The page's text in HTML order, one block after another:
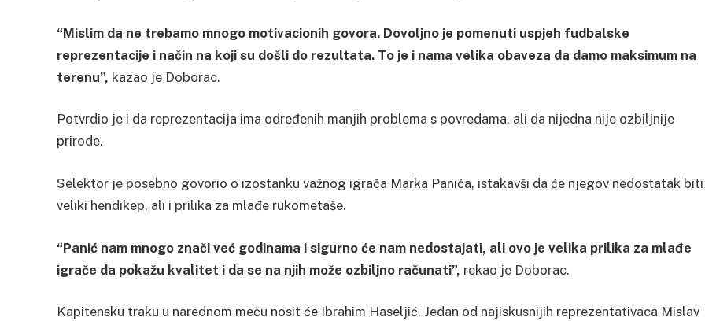
“Mislim da ne trebamo mnogo motivacionih govora. Dovoljno je pomenuti uspjeh fudbalske
reprezentacije i način na koji su došli do rezultata. To je i nama velika obaveza da damo maksimum na
terenu”, kazao je Doborac.
Potvrdio je i da reprezentacija ima određenih manjih problema s povredama, ali da nijedna nije ozbiljnije
prirode.
Selektor je posebno govorio o izostanku važnog igrača Marka Panića, istakavši da će njegov nedostatak biti
veliki hendikep, ali i prilika za mlađe rukometaše.
“Panić nam mnogo znači već godinama i sigurno će nam nedostajati, ali ovo je velika prilika za mlađe
igrače da pokažu kvalitet i da se na njih može ozbiljno računati”, rekao je Doborac.
Kapitensku traku u narednom meču nosit će Ibrahim Haseljić. Jedan od najiskusnijih reprezentativaca Mislav